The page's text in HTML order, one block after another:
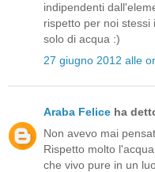
indipendenti
rispetto per noi
solo di acqua :)
27 giugno 2012 alle
Araba Felice ha
Non avevo mai
Rispetto molto
che vivo pure in un